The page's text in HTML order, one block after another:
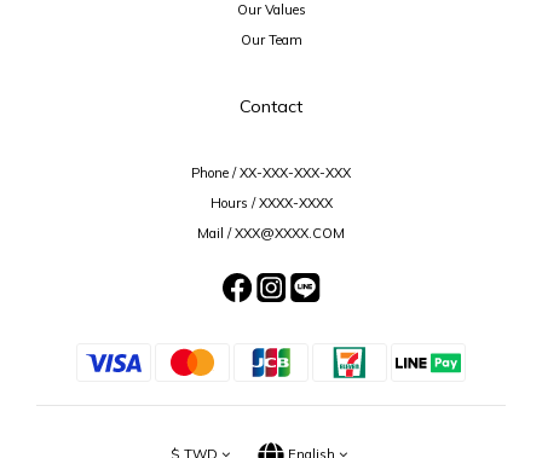
Our Values
Our Team
Contact
Phone / XX-XXX-XXX-XXX
Hours / XXXX-XXXX
Mail / XXX@XXXX.COM
$ TWD English